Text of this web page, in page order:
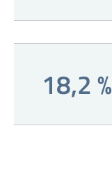
18,2 %